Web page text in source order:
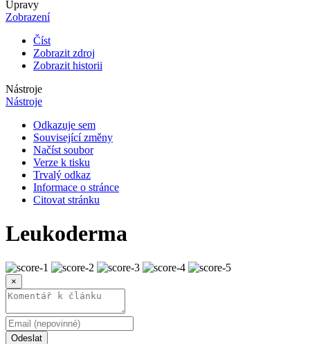
Úpravy
Zobrazení
Číst
Zobrazit zdroj
Zobrazit historii
Nástroje
Nástroje
Odkazuje sem
Související změny
Načíst soubor
Verze k tisku
Trvalý odkaz
Informace o stránce
Citovat stránku
Leukoderma
×
Odeslat